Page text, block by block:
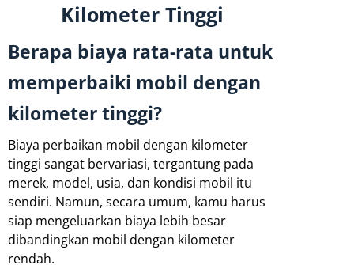
Kilometer Tinggi
Berapa biaya rata-rata untuk
memperbaiki mobil dengan
kilometer tinggi?
Biaya perbaikan mobil dengan kilometer
tinggi sangat bervariasi, tergantung pada
merek, model, usia, dan kondisi mobil itu
sendiri. Namun, secara umum, kamu harus
siap mengeluarkan biaya lebih besar
dibandingkan mobil dengan kilometer
rendah.